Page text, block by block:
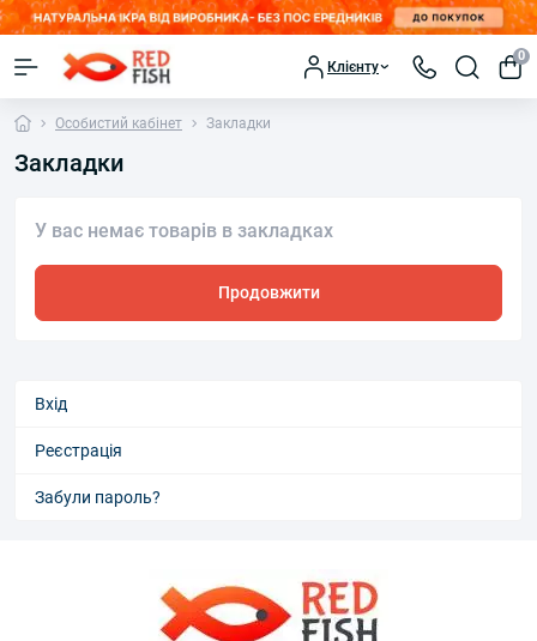
Клієнту
0
Особистий кабінет Закладки
Закладки
У вас немає товарів в закладках
Продовжити
Вхід
Реєстрація
Забули пароль?